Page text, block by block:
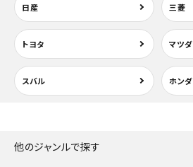
日産 三菱
トヨタ マツダ
スバル ホンダ
他のジャンルで探す